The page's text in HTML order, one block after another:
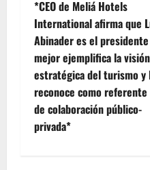
n
a
v
i
g
*CEO de Meliá Hotels
International afirma que
Abinader es el
mejor ejemplifica la visión
estratégica del turismo y
reconoce como
de colaboración público-
privada*